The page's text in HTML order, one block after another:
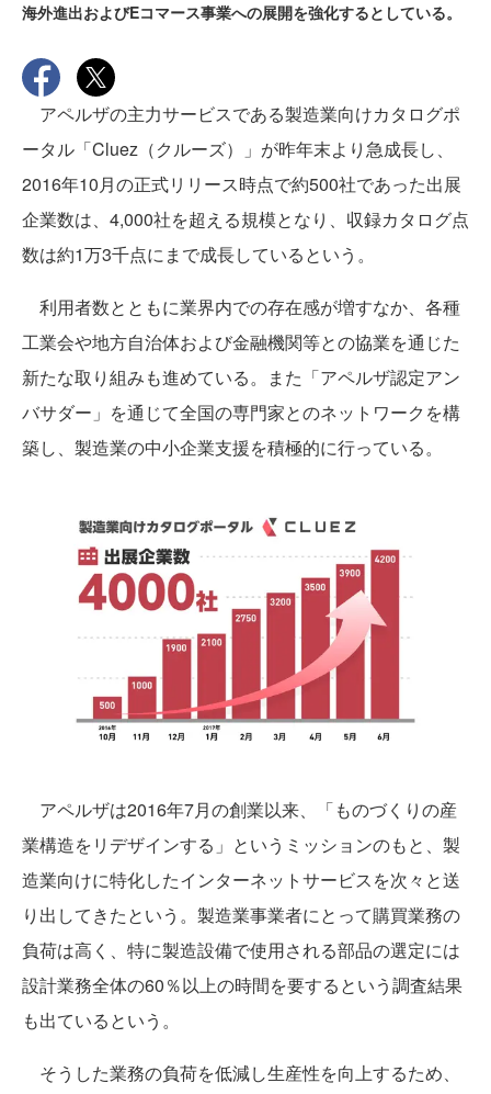
海外進出およびEコマース事業への展開を強化するとしている。
アペルザの主力サービスである製造業向けカタログポ
ータル「Cluez（クルーズ）」が昨年末より急成長し、
2016年10月の正式リリース時点で約500社であった出展
企業数は、4,000社を超える規模となり、収録カタログ点
数は約1万3千点にまで成長しているという。
利用者数とともに業界内での存在感が増すなか、各種
工業会や地方自治体および金融機関等との協業を通じた
新たな取り組みも進めている。また「アペルザ認定アン
バサダー」を通じて全国の専門家とのネットワークを構
築し、製造業の中小企業支援を積極的に行っている。
アペルザは2016年7月の創業以来、「ものづくりの産
業構造をリデザインする」というミッションのもと、製
造業向けに特化したインターネットサービスを次々と送
り出してきたという。製造業事業者にとって購買業務の
負荷は高く、特に製造設備で使用される部品の選定には
設計業務全体の60％以上の時間を要するという調査結果
も出ているという。
そうした業務の負荷を低減し生産性を向上するため、